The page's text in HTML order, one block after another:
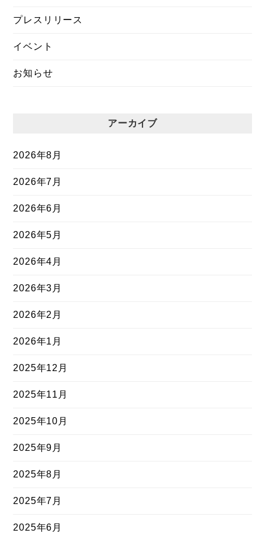
プレスリリース
イベント
お知らせ
アーカイブ
2026年8月
2026年7月
2026年6月
2026年5月
2026年4月
2026年3月
2026年2月
2026年1月
2025年12月
2025年11月
2025年10月
2025年9月
2025年8月
2025年7月
2025年6月